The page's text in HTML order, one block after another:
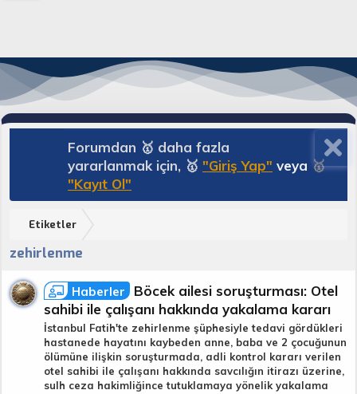
Forumdan 🥇 daha fazla
yararlanmak için, 🥇 "Giriş Yap" veya 🥇
"Kayıt Ol"
Etiketler
zehirlenme
Haberler
Böcek ailesi soruşturması: Otel
sahibi ile çalışanı hakkında yakalama kararı
İstanbul Fatih'te zehirlenme şüphesiyle tedavi gördükleri
hastanede hayatını kaybeden anne, baba ve 2 çocuğunun
ölümüne ilişkin soruşturmada, adli kontrol kararı verilen
otel sahibi ile çalışanı hakkında savcılığın itirazı üzerine,
sulh ceza hakimliğince tutuklamaya yönelik yakalama